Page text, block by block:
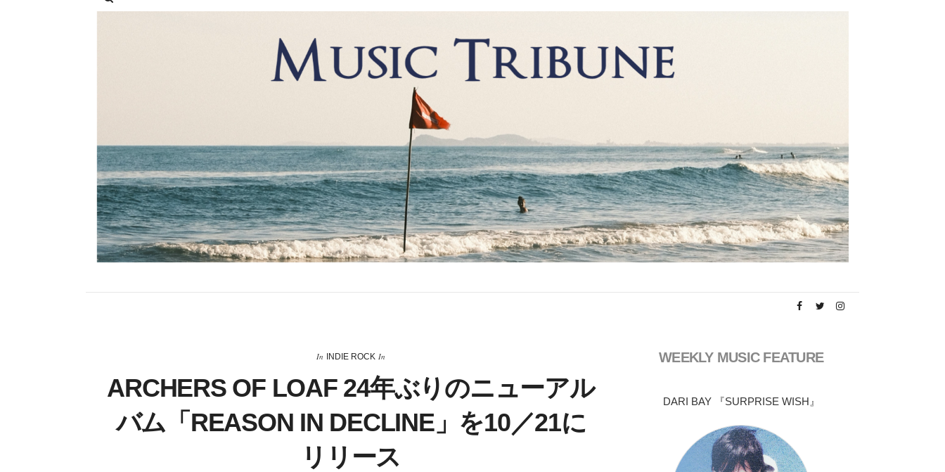
In INDIE ROCK In
ARCHERS OF LOAF 24年ぶりのニューアル
バム「REASON IN DECLINE」を10／21に
リリース
WEEKLY MUSIC FEATURE
DARI BAY 『SURPRISE WISH』